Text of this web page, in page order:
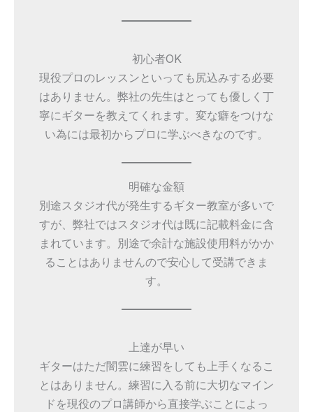
初心者OK
現役プロのレッスンといっても尻込みする必要
はありません。弊社の先生はとっても優しく丁
寧にギターを教えてくれます。変な癖をつけな
い為には最初からプロに学ぶべきなのです。
明確な金額
別途スタジオ代が発生するギター教室が多いで
すが、弊社ではスタジオ代は既に記載料金に含
まれています。別途で余計な施設使用料がかか
ることはありませんので安心して受講できま
す。
上達が早い
ギターはただ闇雲に練習をしても上手くなるこ
とはありません。練習に入る前に大切なマイン
ドを現役のプロ講師から直接学ぶことによっ